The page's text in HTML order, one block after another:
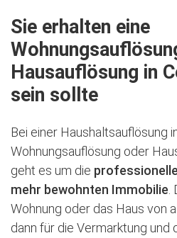
Sie erhalten eine
Hausauflösung in
sein sollte
Bei einer Haushaltsauflösung
Wohnungsauflösung oder
geht es um die
mehr bewohnten Immobilie
Wohnung oder das Haus von
dann für die Vermarktung und